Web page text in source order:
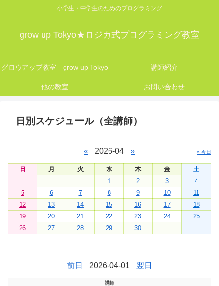
小学生・中学生のためのプログラミング
grow up Tokyo★ロジカ式プログラミング教室
グロウアップ教室 grow up Tokyo 講師紹介
他の教室 お問い合わせ
日別スケジュール（全講師）
« 2026-04 » » 今日
日 月 火 水 木 金
土
1
2 3
4
5
6 7 8 9 10
11
12
13 14 15 16 17
18
19
20 21 22 23 24
25
26
27 28 29 30
前日 2026-04-01 翌日
講師